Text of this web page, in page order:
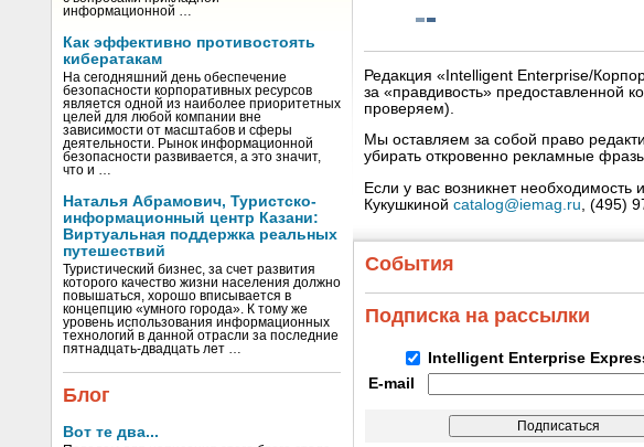
информационной …
Как эффективно противостоять
кибератакам
На сегодняшний день обеспечение
безопасности корпоративных ресурсов
является одной из наиболее приоритетных
целей для любой компании вне
зависимости от масштабов и сферы
деятельности. Рынок информационной
безопасности развивается, а это значит,
что и …
Наталья Абрамович, Туристско-
информационный центр Казани:
Виртуальная поддержка реальных
путешествий
Туристический бизнес, за счет развития
которого качество жизни населения должно
повышаться, хорошо вписывается в
концепцию «умного города». К тому же
уровень использования информационных
технологий в данной отрасли за последние
пятнадцать-двадцать лет …
Блог
Вот те два...
Редакция «Intelligent Enterprise/
за «правдивость» предоставленной
проверяем).
Мы оставляем за собой право
убирать откровенно рекламные
Если у вас возникнет
Кукушкиной catalog@iemag.ru, (495)
События
Подписка на рассылки
Intelligent Enterprise
E-mail